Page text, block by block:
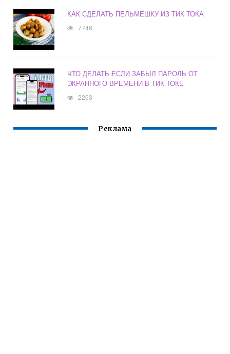
КАК СДЕЛАТЬ ПЕЛЬМЕШКУ ИЗ ТИК ТОКА
7746
ЧТО ДЕЛАТЬ ЕСЛИ ЗАБЫЛ ПАРОЛЬ ОТ
ЭКРАННОГО ВРЕМЕНИ В ТИК ТОКЕ
2263
Реклама